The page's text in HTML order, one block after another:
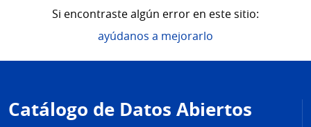
Si encontraste algún error en este sitio:
ayúdanos a mejorarlo
de
página
Catálogo de Datos Abiertos